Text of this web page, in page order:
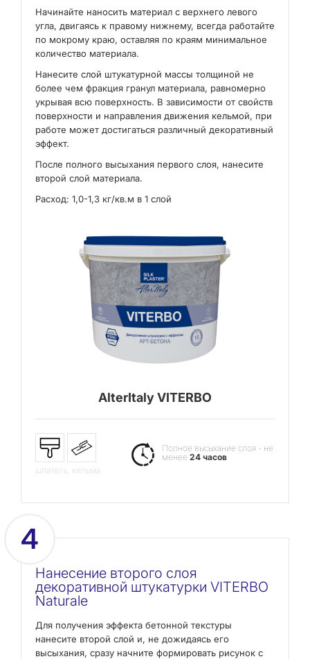
Начинайте наносить материал с верхнего левого
угла, двигаясь к правому нижнему, всегда работайте
по мокрому краю, оставляя по краям минимальное
количество материала.
Нанесите слой штукатурной массы толщиной не
более чем фракция гранул материала, равномерно
укрывая всю поверхность. В зависимости от свойств
поверхности и направления движения кельмой, при
работе может достигаться различный декоративный
эффект.
После полного высыхания первого слоя, нанесите
второй слой материала.
Расход: 1,0-1,3 кг/кв.м в 1 слой
AlterItaly VITERBO
шпатель, кельма
Полное высыхание слоя - не
менее24 часов
4
Нанесение второго слоя
декоративной штукатурки VITERBO
Naturale
Для получения эффекта бетонной текстуры
нанесите второй слой и, не дожидаясь его
высыхания, сразу начните формировать рисунок с